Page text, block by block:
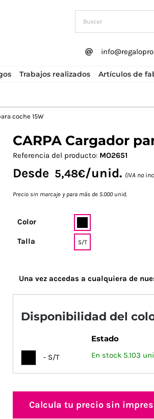
Trabajos realizados Artículos de
coche 15W
CARPA Cargador
Referencia del producto: MO2651
Desde 5,48€/unid. (IVA no
Precio sin marcaje y para más de 5.000 unid.
Color
Talla S/T
Una vez accedas a cualquiera de
Disponibilidad del
Estado
- S/T En stock 5.103
Calcula tu precio sin